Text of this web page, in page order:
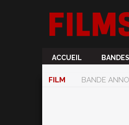
ACCUEIL
FILM BANDE